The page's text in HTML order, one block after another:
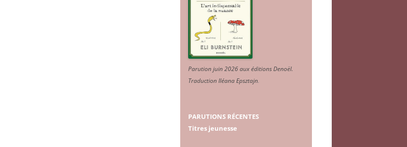
Parution juin 2026 aux éditions Denoël.
Traduction Iléana Epsztajn.
PARUTIONS RÉCENTES
Titres jeunesse